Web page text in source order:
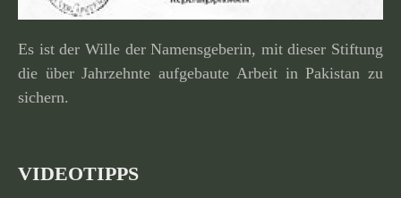
Es ist der Wille der Namensgeberin, mit dieser Stiftung
die über Jahrzehnte aufge­baute Arbeit in Pakistan zu
sichern.
VIDEOTIPPS